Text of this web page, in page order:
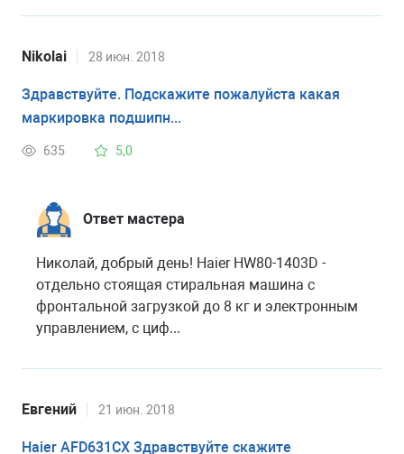
Nikolai 28 июн. 2018
Здравствуйте. Подскажите пожалуйста какая
маркировка подшипн...
635 5,0
Ответ мастера
Николай, добрый день! Haier HW80-1403D -
отдельно стоящая стиральная машина с
фронтальной загрузкой до 8 кг и электронным
управлением, с циф...
Евгений 21 июн. 2018
Haier AFD631CX Здравствуйте скажите